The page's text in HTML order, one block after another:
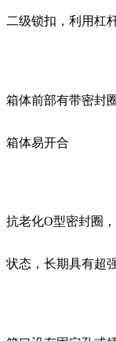
二级锁扣，利用杠
箱体前部有带密封
箱体易开合
抗老化O型密封圈
状态，长期具有超